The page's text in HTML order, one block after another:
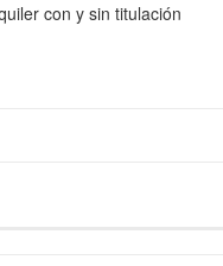
con y sin titulación